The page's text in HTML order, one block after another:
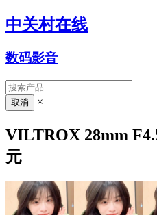
中关村在线
数码影音
×
VILTROX 28mm
元